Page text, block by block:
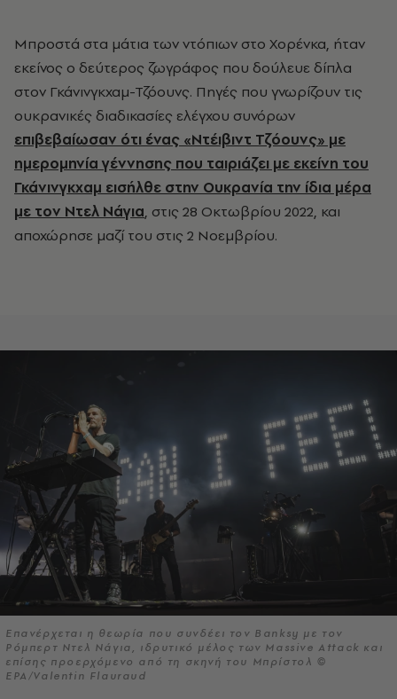
Μπροστά στα μάτια των ντόπιων στο Χορένκα, ήταν
εκείνος ο δεύτερος ζωγράφος που δούλευε δίπλα
στον Γκάνινγκχαμ-Τζόουνς. Πηγές που γνωρίζουν τις
ουκρανικές διαδικασίες ελέγχου συνόρων
επιβεβαίωσαν ότι ένας «Ντέιβιντ Τζόουνς» με
ημερομηνία γέννησης που ταιριάζει με εκείνη του
Γκάνινγκχαμ εισήλθε στην Ουκρανία την ίδια μέρα
με τον Ντελ Νάγια, στις 28 Οκτωβρίου 2022, και
αποχώρησε μαζί του στις 2 Νοεμβρίου.
Επανέρχεται η θεωρία που συνδέει τον Banksy με τον
Ρόμπερτ Ντελ Νάγια, ιδρυτικό μέλος των Massive Attack και
επίσης προερχόμενο από τη σκηνή του Μπρίστολ ©
EPA/Valentin Flauraud